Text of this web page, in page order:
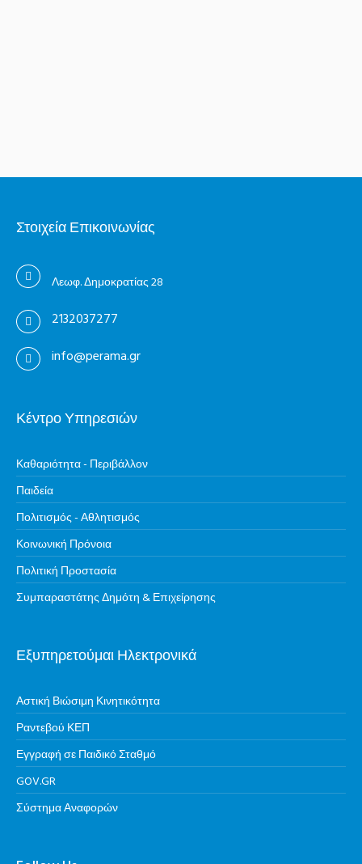
Στοιχεία Επικοινωνίας
Λεωφ. Δημοκρατίας 28
2132037277
info@perama.gr
Κέντρο Υπηρεσιών
Καθαριότητα - Περιβάλλον
Παιδεία
Πολιτισμός - Αθλητισμός
Κοινωνική Πρόνοια
Πολιτική Προστασία
Συμπαραστάτης Δημότη & Επιχείρησης
Εξυπηρετούμαι Ηλεκτρονικά
Αστική Βιώσιμη Κινητικότητα
Ραντεβού ΚΕΠ
Εγγραφή σε Παιδικό Σταθμό
GOV.GR
Σύστημα Αναφορών